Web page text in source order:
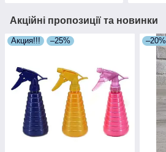
Акційні пропозиції та новинки
Акция!!! –25% –20%